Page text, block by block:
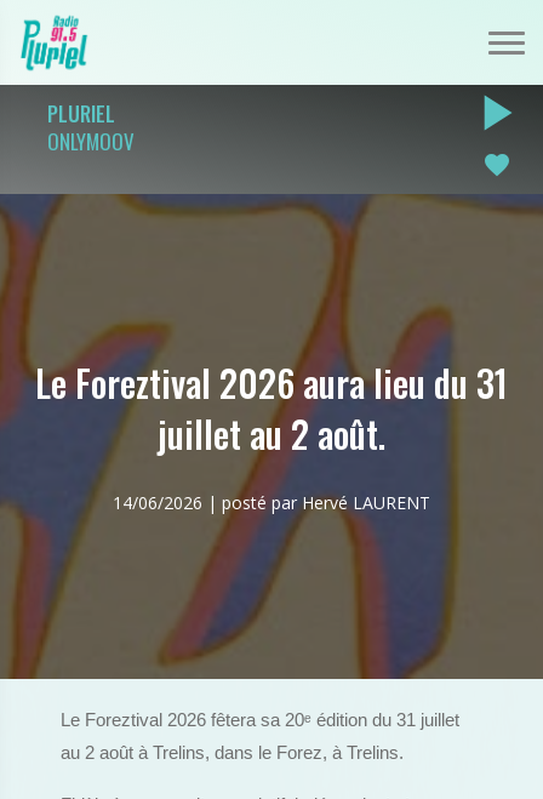
PLURIEL
ONLYMOOV
play_arrow
favorite
Le Foreztival 2026 aura lieu du 31
juillet au 2 août.
14/06/2026 | posté par Hervé LAURENT
Le Foreztival 2026 fêtera sa 20ᵉ édition du 31 juillet
au 2 août à Trelins, dans le Forez, à Trelins.